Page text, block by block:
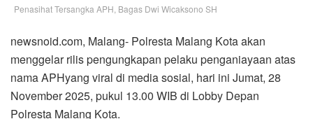
Penasihat Tersangka APH, Bagas Dwi Wicaksono SH
newsnoid.com, Malang- Polresta Malang Kota akan
menggelar rilis pengungkapan pelaku penganiayaan atas
nama APHyang viral di media sosial, hari ini Jumat, 28
November 2025, pukul 13.00 WIB di Lobby Depan
Polresta Malang Kota.